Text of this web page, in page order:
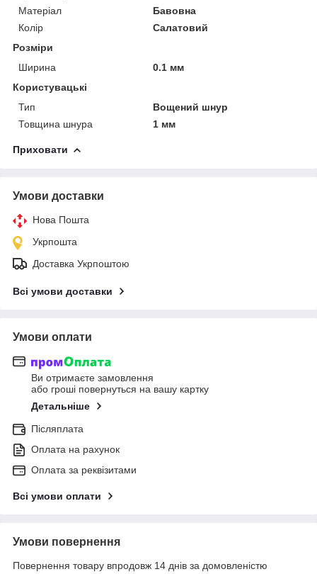
Матеріал
Бавовна
Колір
Салатовий
Розміри
Ширина
0.1 мм
Користувацькі
Тип
Вощений шнур
Товщина шнура
1 мм
Приховати
Умови доставки
Нова Пошта
Укрпошта
Доставка Укрпоштою
Всі умови доставки
Умови оплати
Ви отримаєте замовлення
або гроші повернуться на вашу картку
Детальніше
Післяплата
Оплата на рахунок
Оплата за реквізитами
Всі умови оплати
Умови повернення
Повернення товару впродовж 14 днів за домовленістю